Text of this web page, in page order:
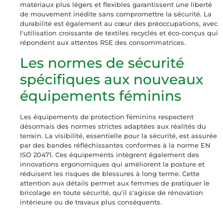
matériaux plus légers et flexibles garantissent une liberté
de mouvement inédite sans compromettre la sécurité. La
durabilité est également au cœur des préoccupations, avec
l'utilisation croissante de textiles recyclés et éco-conçus qui
répondent aux attentes RSE des consommatrices.
Les normes de sécurité
spécifiques aux nouveaux
équipements féminins
Les équipements de protection féminins respectent
désormais des normes strictes adaptées aux réalités du
terrain. La visibilité, essentielle pour la sécurité, est assurée
par des bandes réfléchissantes conformes à la norme EN
ISO 20471. Ces équipements intègrent également des
innovations ergonomiques qui améliorent la posture et
réduisent les risques de blessures à long terme. Cette
attention aux détails permet aux femmes de pratiquer le
bricolage en toute sécurité, qu'il s'agisse de rénovation
intérieure ou de travaux plus conséquents.